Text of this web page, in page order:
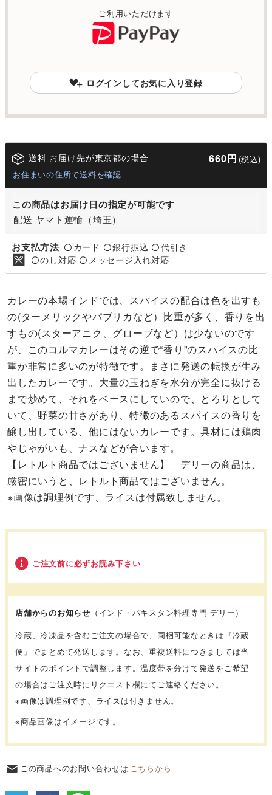
ご利用いただけます
ログインしてお気に入り登録
送料 お届け先が東京都の場合 660円 (税込)
お住まいの住所で送料を確認
この商品はお届け日の指定が可能です
配送 ヤマト運輸（埼玉）
お支払方法 〇 カード 〇銀行振込 〇代引き
〇のし対応 〇 メッセージ入れ対応
カレーの本場インドでは、スパイスの配合は色を出すも
の(ターメリックやパブリカなど）比重が多く、香りを出
すもの(スターアニク、グローブなど）は少ないのです
が、このコルマカレーはその逆で“香り”のスパイスの比
重か非常に多いのが特徴です。まさに発送の転換が生み
出したカレーです。大量の玉ねぎを水分が完全に抜ける
まで炒めて、それをベースにしていので、とろりとして
いて、野菜の甘さがあり、特徴のあるスパイスの香りを
醸し出している、他にはないカレーです。具材には鶏肉
やじゃがいも、ナスなどが合います。
【レトルト商品ではございません】＿デリーの商品は、
厳密にいうと、レトルト商品ではございません。
※画像は調理例です、ライスは付属致しません。
ご注文前に必ずお読み下さい
店舗からのお知らせ （インド・パキスタン料理専門 デリー）
冷蔵、冷凍品を含むご注文の場合で、同梱可能なときは『冷蔵
便』でまとめて発送します。なお、重複送料につきましては当
サイトのポイントで調整します。温度帯を分けて発送をご希望
の場合はご注文時にリクエスト欄にてご連絡ください。
※画像は調理例です、ライスは付きません。
※商品画像はイメージです。
この商品へのお問い合わせは こちらから